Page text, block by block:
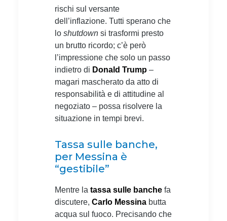
rischi sul versante
dell’inflazione. Tutti sperano che
lo shutdown si trasformi presto
un brutto ricordo; c’è però
l’impressione che solo un passo
indietro di Donald Trump –
magari mascherato da atto di
responsabilità e di attitudine al
negoziato – possa risolvere la
situazione in tempi brevi.
Tassa sulle banche,
per Messina è
“gestibile”
Mentre la tassa sulle banche fa
discutere, Carlo Messina butta
acqua sul fuoco. Precisando che